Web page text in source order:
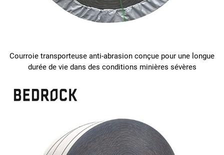
Courroie transporteuse anti-abrasion conçue pour une longue
durée de vie dans des conditions minières sévères